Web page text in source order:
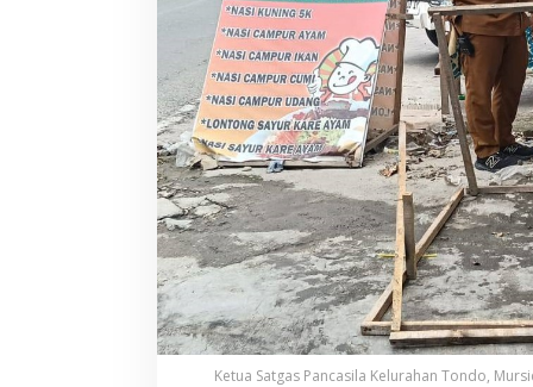
a
a
n
T
o
n
d
o
E
d
u
k
a
s
i
P
e
Ketua Satgas Pancasila Kelurahan Tondo,